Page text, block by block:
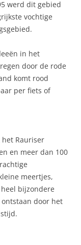
werd dit gebied
vochtige
in het
door de rode
komt rood
per fiets of
Rauriser
en meer dan 100
meertjes,
bijzondere
door het